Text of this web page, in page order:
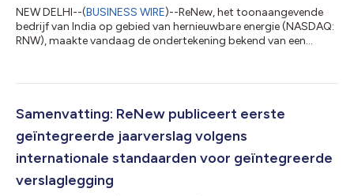
NEW DELHI--(BUSINESS WIRE)--ReNew, het toonaangevende
bedrijf van India op gebied van hernieuwbare energie (NASDAQ:
RNW), maakte vandaag de ondertekening bekend van een
contract per jaar meer dan een miljoen eenheden groene
ambitie om tegen 2030 koolstofnegatief te zijn. Als onderdeel
van het akkoord zal ReNew om en...
Samenvatting: ReNew publiceert eerste
geïntegreerde jaarverslag volgens
internationale standaarden voor geïntegreerde
verslaglegging